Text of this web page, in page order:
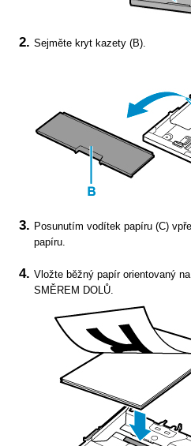
Sejměte kryt kazety (B).
Posunutímvodítek papíru (C)
papíru.
Vložte běžný papír orientovaný
SMĚREM DOLŮ.